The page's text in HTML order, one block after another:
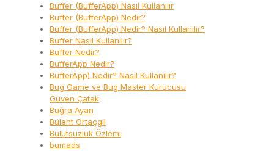
Buffer (BufferApp) Nasıl Kullanılır
Buffer (BufferApp) Nedir?
Buffer (BufferApp) Nedir? Nasıl Kullanılır?
Buffer Nasıl Kullanılır?
Buffer Nedir?
BufferApp Nedir?
BufferApp) Nedir? Nasıl Kullanılır?
Bug Game ve Bug Master Kurucusu
Güven Çatak
Buğra Ayan
Bülent Ortaçgil
Bulutsuzluk Özlemi
bumads